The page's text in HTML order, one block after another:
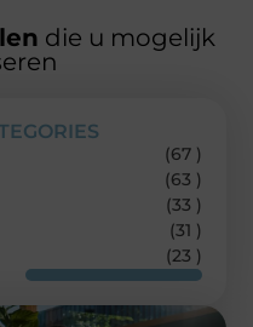
die u mogelijk
(67 )
(63 )
(33 )
(31 )
(23 )